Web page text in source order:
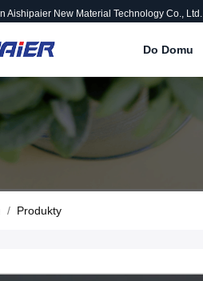
Aishipaier New Material Technology Co., Ltd.
Do Domu
/ Produkty